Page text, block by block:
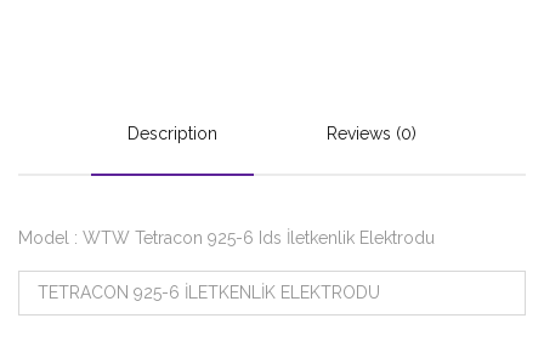
Description Reviews (0)
Model : WTW Tetracon 925-6 Ids İletkenlik Elektrodu
TETRACON 925-6 İLETKENLİK ELEKTRODU